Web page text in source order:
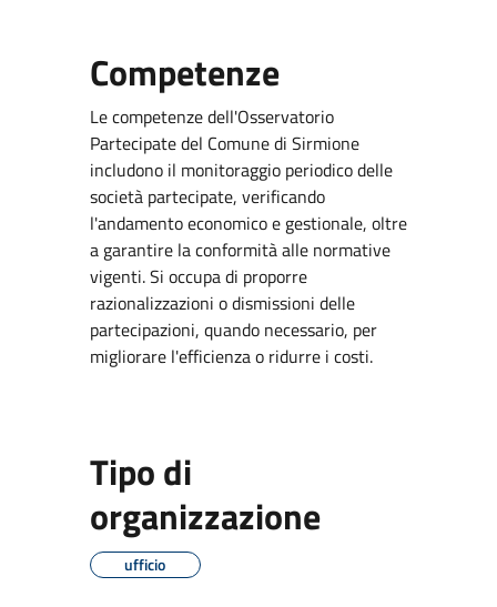
Competenze
Le competenze dell'Osservatorio
Partecipate del Comune di Sirmione
includono il monitoraggio periodico delle
società partecipate, verificando
l'andamento economico e gestionale, oltre
a garantire la conformità alle normative
vigenti. Si occupa di proporre
razionalizzazioni o dismissioni delle
partecipazioni, quando necessario, per
migliorare l'efficienza o ridurre i costi.
Tipo di
organizzazione
ufficio